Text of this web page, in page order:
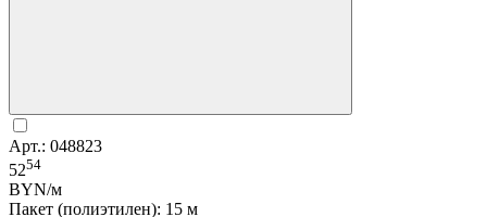
Арт.: 048823
5254
BYN/м
Пакет (полиэтилен): 15 м